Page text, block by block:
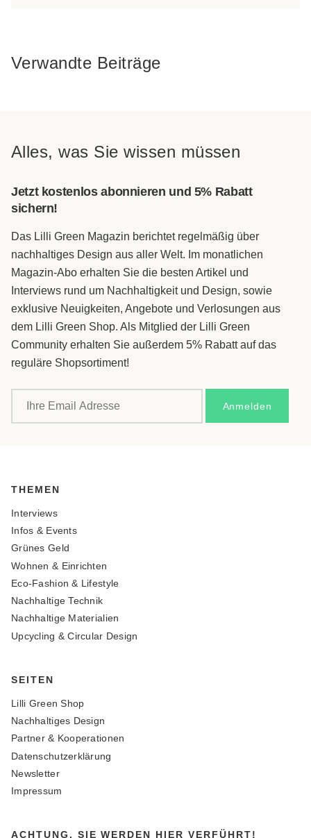
Verwandte Beiträge
Alles, was Sie wissen müssen
Jetzt kostenlos abonnieren und 5% Rabatt
sichern!
Das Lilli Green Magazin berichtet regelmäßig über
nachhaltiges Design aus aller Welt. Im monatlichen
Magazin-Abo erhalten Sie die besten Artikel und
Interviews rund um Nachhaltigkeit und Design, sowie
exklusive Neuigkeiten, Angebote und Verlosungen aus
dem Lilli Green Shop. Als Mitglied der Lilli Green
Community erhalten Sie außerdem 5% Rabatt auf das
reguläre Shopsortiment!
THEMEN
Interviews
Infos & Events
Grünes Geld
Wohnen & Einrichten
Eco-Fashion & Lifestyle
Nachhaltige Technik
Nachhaltige Materialien
Upcycling & Circular Design
SEITEN
Lilli Green Shop
Nachhaltiges Design
Partner & Kooperationen
Datenschutzerklärung
Newsletter
Impressum
ACHTUNG, SIE WERDEN HIER VERFÜHRT!